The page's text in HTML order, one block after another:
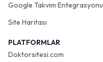
Google Takvim Entegrasyonu
Site Haritası
PLATFORMLAR
Doktorsitesi.com